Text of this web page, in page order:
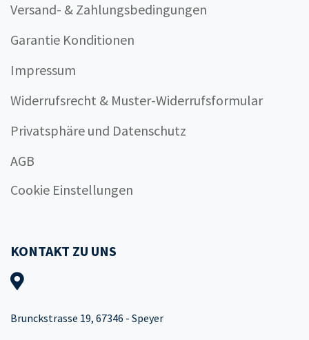
Versand- & Zahlungsbedingungen
Garantie Konditionen
Impressum
Widerrufsrecht & Muster-Widerrufsformular
Privatsphäre und Datenschutz
AGB
Cookie Einstellungen
KONTAKT ZU UNS
Brunckstrasse 19, 67346 - Speyer